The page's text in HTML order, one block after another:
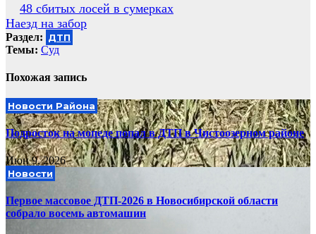
Навигация
по
записям
48 сбитых лосей в сумерках
Наезд на забор
Раздел: ДТП
Темы: Суд
Похожая запись
Новости Района
Подросток на мопеде попал в ДТП в Чистоозерном районе
Июн 9, 2026
Новости
Первое массовое ДТП-2026 в Новосибирской области
собрало восемь автомашин